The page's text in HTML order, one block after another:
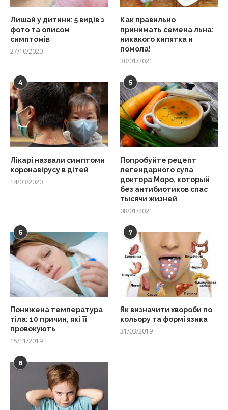
Лишай у дитини: 5 видів з
фото та описом
симптомів
27/10/2020
Как правильно
принимать семена льна:
никакого кипятка и
помола!
30/01/2021
4
Лікарі назвали симптоми
коронавірусу в дітей
14/03/2020
5
Попробуйте рецепт
легендарного супа
доктора Моро, который
без антибиотиков спас
тысячи жизней
08/01/2021
6
Понижена температура
тіла: 10 причин, які її
провокують
15/11/2019
7
Як визначити хвороби по
кольору та формі язика
31/03/2019
8